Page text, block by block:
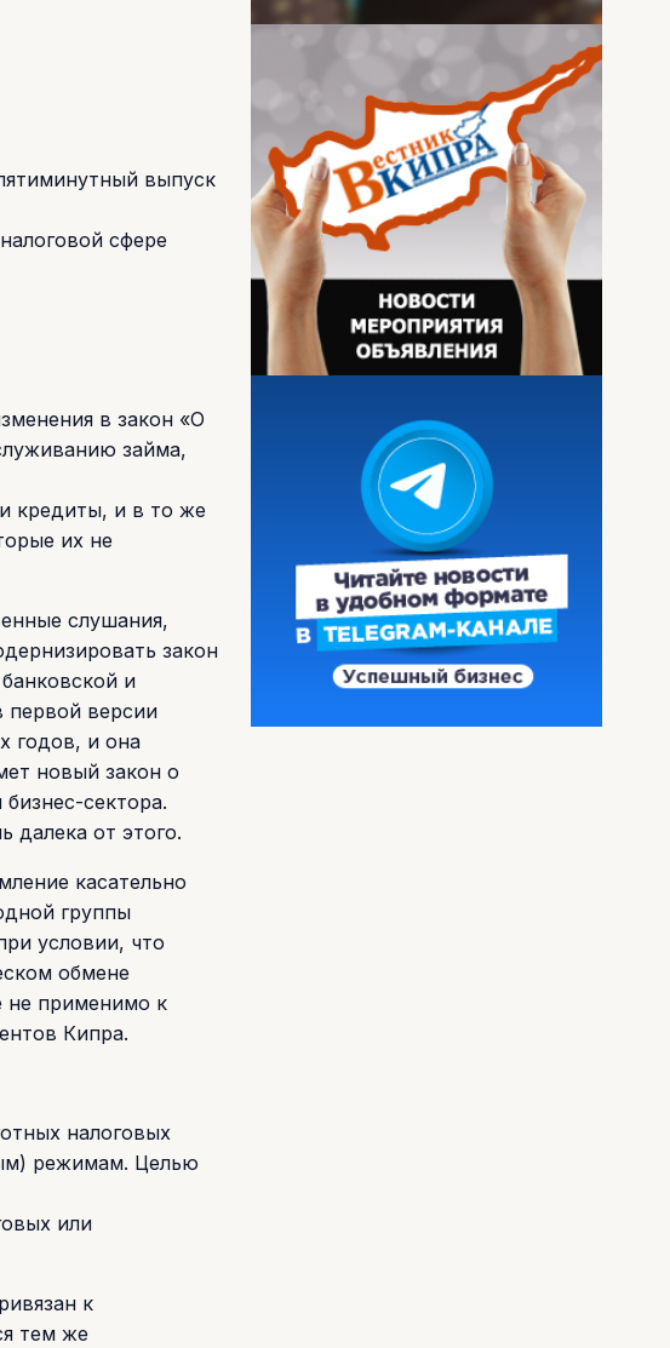
выпуск
сфере
в закон «О
займа,
кредиты, и в то же
их не
слушания,
закон
и
первой версии
годов, и она
новый закон о
сектора.
далека от этого.
касательно
группы
условии, что
обмене
не применимо к
Кипра.
налоговых
режимам. Целью
или
к
тем же